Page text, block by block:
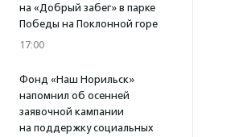
на «Добрый забег» в парке
Победы на Поклонной горе
17:00
Фонд «Наш Норильск»
напомнил об осенней
заявочной кампании
на поддержку социальных